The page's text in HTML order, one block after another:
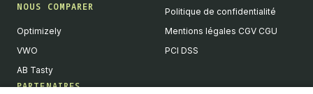
NOUS COMPARER
Optimizely
VWO
AB Tasty
PARTENAIRES
Politique de confidentialité
Mentions légales CGV CGU
PCI DSS